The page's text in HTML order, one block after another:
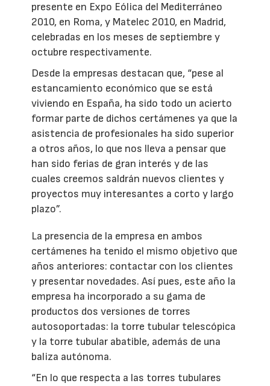
presente en Expo Eólica del Mediterráneo
2010, en Roma, y Matelec 2010, en Madrid,
celebradas en los meses de septiembre y
octubre respectivamente.
Desde la empresas destacan que, “pese al
estancamiento económico que se está
viviendo en España, ha sido todo un acierto
formar parte de dichos certámenes ya que la
asistencia de profesionales ha sido superior
a otros años, lo que nos lleva a pensar que
han sido ferias de gran interés y de las
cuales creemos saldrán nuevos clientes y
proyectos muy interesantes a corto y largo
plazo”.
La presencia de la empresa en ambos
certámenes ha tenido el mismo objetivo que
años anteriores: contactar con los clientes
y presentar novedades. Así pues, este año la
empresa ha incorporado a su gama de
productos dos versiones de torres
autosoportadas: la torre tubular telescópica
y la torre tubular abatible, además de una
baliza autónoma.
“En lo que respecta a las torres tubulares